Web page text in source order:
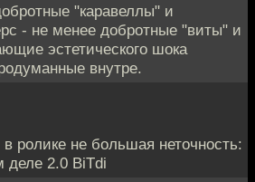
"каравеллы" и
- не менее добротные "виты" и
эстетического шока
внутре.
ролике не большая неточность:
деле 2.0 BiTdi